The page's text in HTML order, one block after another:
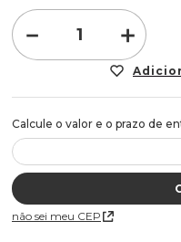
＋
－
Não sei meu CEP